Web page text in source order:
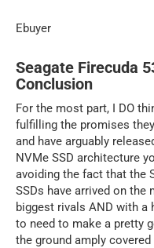
Ebuyer
Seagate Firecuda
Conclusion
For the most part, I DO
fulfilling the promises
and have arguably
NVMe SSD architecture
avoiding the fact that the
SSDs have arrived on
biggest rivals AND with a
to need to make a pretty
the ground amply